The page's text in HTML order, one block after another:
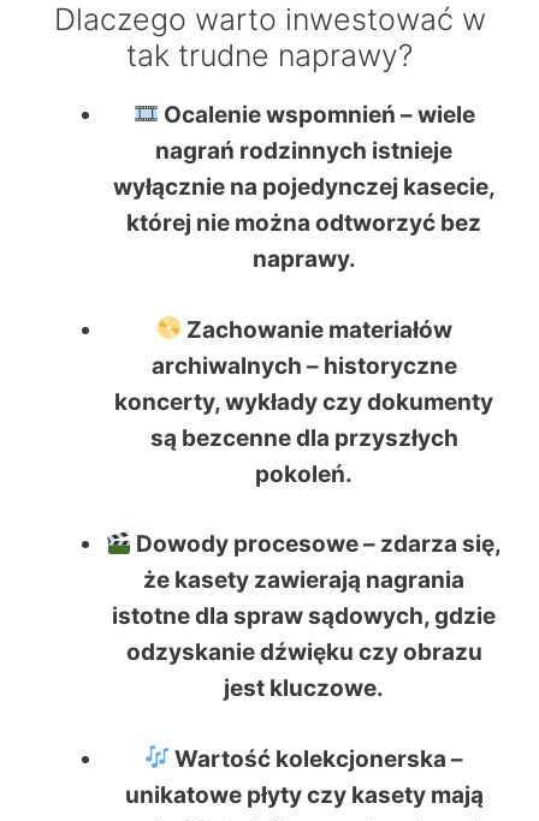
Dlaczego warto inwestować w
tak trudne naprawy?
Ocalenie wspomnień – wiele
nagrań rodzinnych istnieje
wyłącznie na pojedynczej kasecie,
której nie można odtworzyć bez
naprawy.
Zachowanie materiałów
archiwalnych – historyczne
koncerty, wykłady czy dokumenty
są bezcenne dla przyszłych
pokoleń.
Dowody procesowe– zdarza się,
że kasety zawierają nagrania
istotne dla spraw sądowych, gdzie
odzyskanie dźwięku czy obrazu
jest kluczowe.
Wartość kolekcjonerska –
unikatowe płyty czy kasety mają